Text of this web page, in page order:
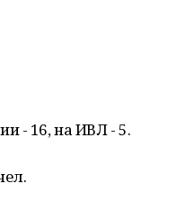
- 16, на ИВЛ - 5.